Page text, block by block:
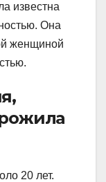
известна
Она
женщиной
20 лет.